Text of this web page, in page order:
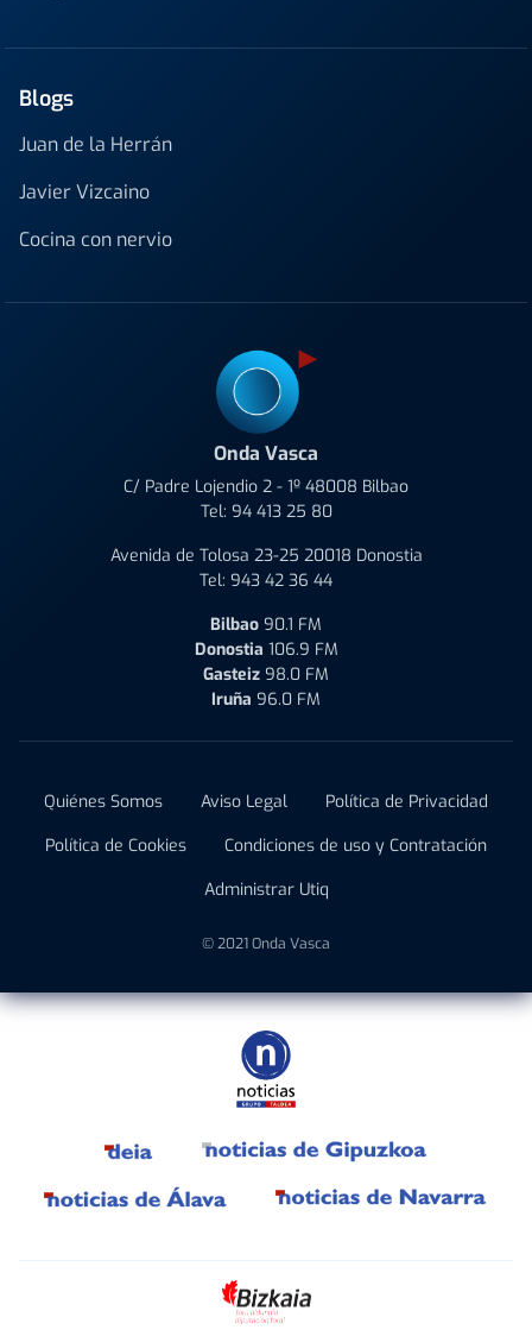
Blogs
Juan de la Herrán
Javier Vizcaino
Cocina con nervio
Onda Vasca
C/ Padre Lojendio 2 - 1º 48008 Bilbao
Tel: 94 413 25 80
Avenida de Tolosa 23-25 20018 Donostia
Tel: 943 42 36 44
Bilbao 90.1 FM
Donostia 106.9 FM
Gasteiz 98.0 FM
Iruña 96.0 FM
Quiénes Somos Aviso Legal
Política de Privacidad
Política de Cookies
Condiciones de uso y Contratación
Administrar Utiq
© 2021 Onda Vasca